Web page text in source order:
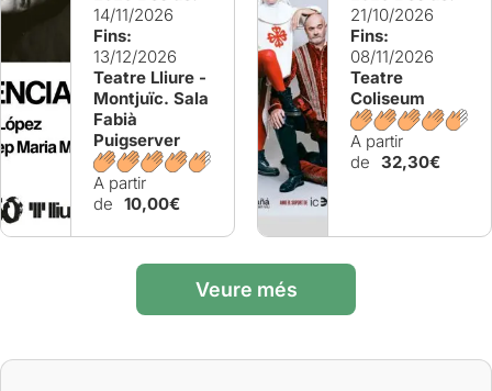
14/11/2026
Fins:
13/12/2026
Teatre Lliure -
Montjuïc. Sala
Fabià
Puigserver
A partir
de 10,00€
21/10/2026
Fins:
08/11/2026
Teatre
Coliseum
A partir
de 32,30€
Veure més